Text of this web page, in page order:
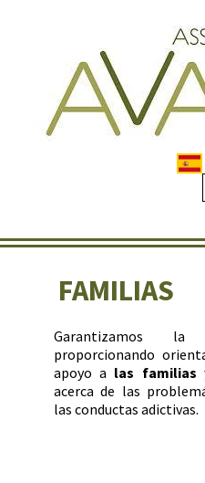
FAMILIAS
Garantizamos la
proporcionando
apoyo a las familias
acerca de las
las conductas adictivas.